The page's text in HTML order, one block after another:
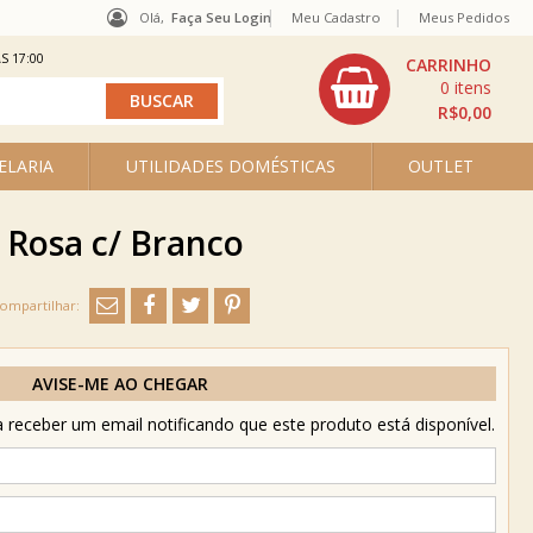
Olá, Faça Seu Login
UTILIDADES DOMÉSTICAS OUTLET
R$0,00
0
Meu Cadastro Meus Pedidos
17:00
c/ Branco
AVISE-ME AO CHEGAR
receber um email notificando que este produto está disponível.